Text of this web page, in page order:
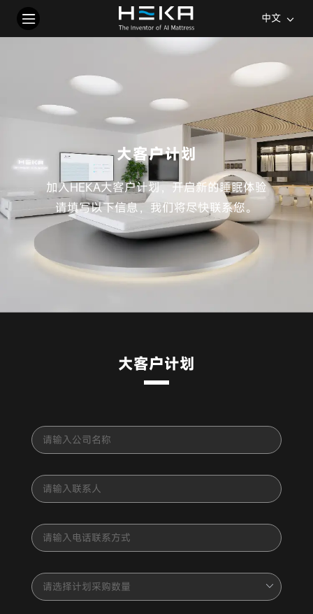
中文
大客户计划
加入HEKA大客户计划，开启新的睡眠体验
请填写以下信息，我们将尽快联系您。
大客户计划